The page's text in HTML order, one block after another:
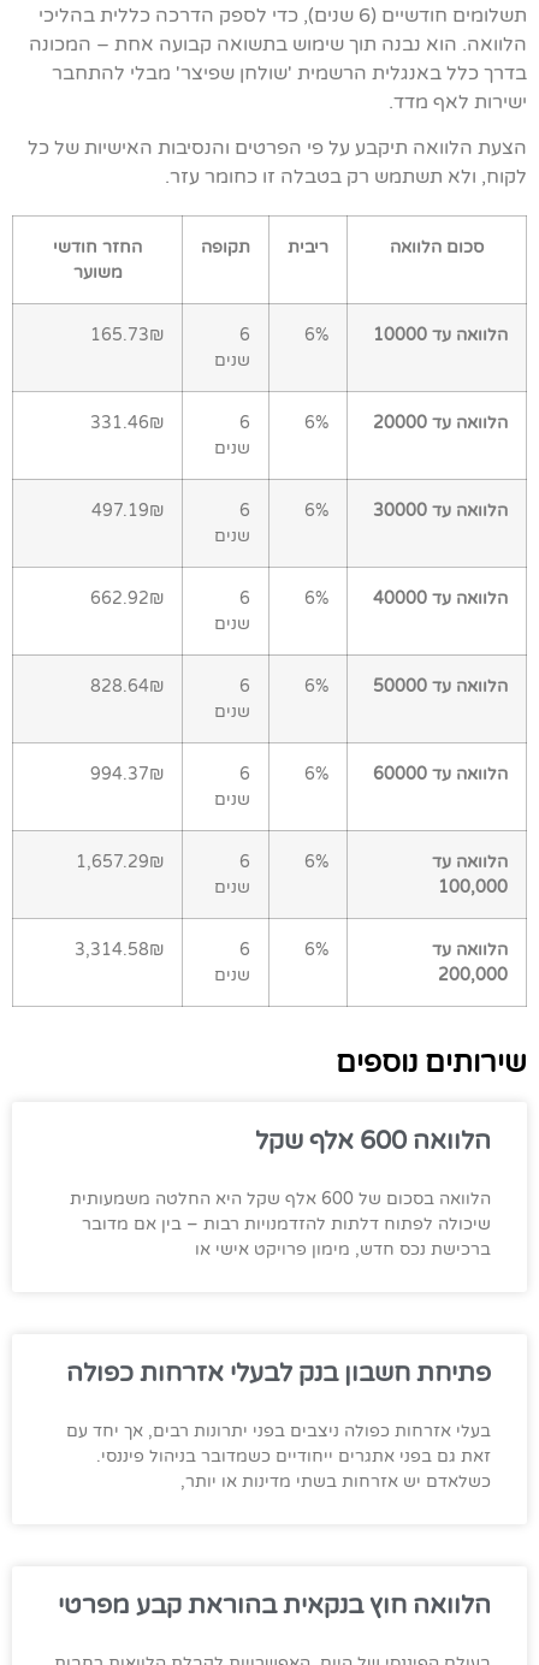
תשלומים חודשיים (6 שנים), כדי לספק הדרכה כללית בהליכי
הלוואה. הוא נבנה תוך שימוש בתשואה קבועה אחת – המכונה
בדרך כלל באנגלית הרשמית 'שולחן שפיצר' מבלי להתחבר
ישירות לאף מדד.
הצעת הלוואה תיקבע על פי הפרטים והנסיבות האישיות של כל
לקוח, ולא תשתמש רק בטבלה זו כחומר עזר.
סכום הלוואה ריבית תקופה
החזר חודשי
משוער
הלוואה עד 10000 6%
6
שנים
165.73₪
הלוואה עד 20000 6%
6
שנים
331.46₪
הלוואה עד 30000 6%
6
שנים
497.19₪
הלוואה עד 40000 6%
6
שנים
662.92₪
הלוואה עד 50000 6%
6
שנים
828.64₪
הלוואה עד 60000 6%
6
שנים
994.37₪
הלוואה עד
100,000
6%
6
שנים
1,657.29₪
הלוואה עד
200,000
6%
6
שנים
3,314.58₪
שירותים נוספים
הלוואה 600 אלף שקל
הלוואה בסכום של 600 אלף שקל היא החלטה משמעותית
שיכולה לפתוח דלתות להזדמנויות רבות – בין אם מדובר
ברכישת נכס חדש, מימון פרויקט אישי או
פתיחת חשבון בנק לבעלי אזרחות כפולה
בעלי אזרחות כפולה ניצבים בפני יתרונות רבים, אך יחד עם
זאת גם בפני אתגרים ייחודיים כשמדובר בניהול פיננסי.
כשלאדם יש אזרחות בשתי מדינות או יותר,
הלוואה חוץ בנקאית בהוראת קבע מפרטי